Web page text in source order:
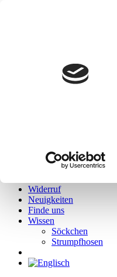
Alle Produkte
Söckchen
Alle Strumpfhosen
Wunschliste
Warenkorb
Widerruf
Neuigkeiten
Finde uns
Wissen
Söckchen
Strumpfhosen